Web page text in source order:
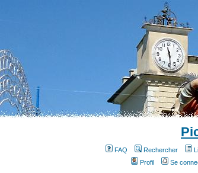
FAQ Rechercher
Profil
Se